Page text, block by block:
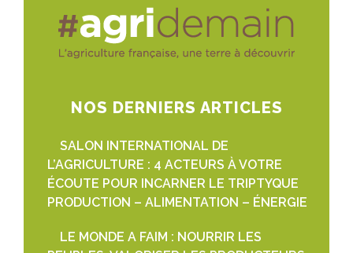
NOS DERNIERS ARTICLES
SALON INTERNATIONAL DE
L’AGRICULTURE : 4 ACTEURS À VOTRE
ÉCOUTE POUR INCARNER LE TRIPTYQUE
PRODUCTION – ALIMENTATION – ÉNERGIE
LE MONDE A FAIM : NOURRIR LES